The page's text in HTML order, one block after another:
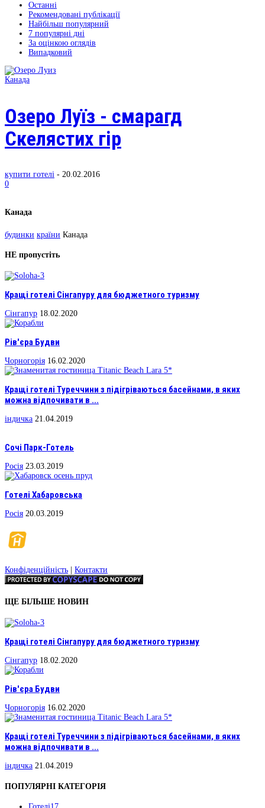
Останні
Рекомендовані публікації
Найбільш популярний
7 популярні дні
За оцінкою оглядів
Випадковий
Канада
Озеро Луїз - смарагд
Скелястих гір
купити готелі - 20.02.2016
0
Канада
будинки країни Канада
НЕ пропустіть
Кращі готелі Сінгапуру для бюджетного туризму
Сінгапур 18.02.2020
Рів'єра Будви
Чорногорія 16.02.2020
Кращі готелі Туреччини з підігріваються басейнами, в яких
можна відпочивати в ...
індичка 21.04.2019
Сочі Парк-Готель
Росія 23.03.2019
Готелі Хабаровська
Росія 20.03.2019
Конфіденційність | Контакти
ЩЕ БІЛЬШЕ НОВИН
Кращі готелі Сінгапуру для бюджетного туризму
Сінгапур 18.02.2020
Рів'єра Будви
Чорногорія 16.02.2020
Кращі готелі Туреччини з підігріваються басейнами, в яких
можна відпочивати в ...
індичка 21.04.2019
ПОПУЛЯРНІ КАТЕГОРІЯ